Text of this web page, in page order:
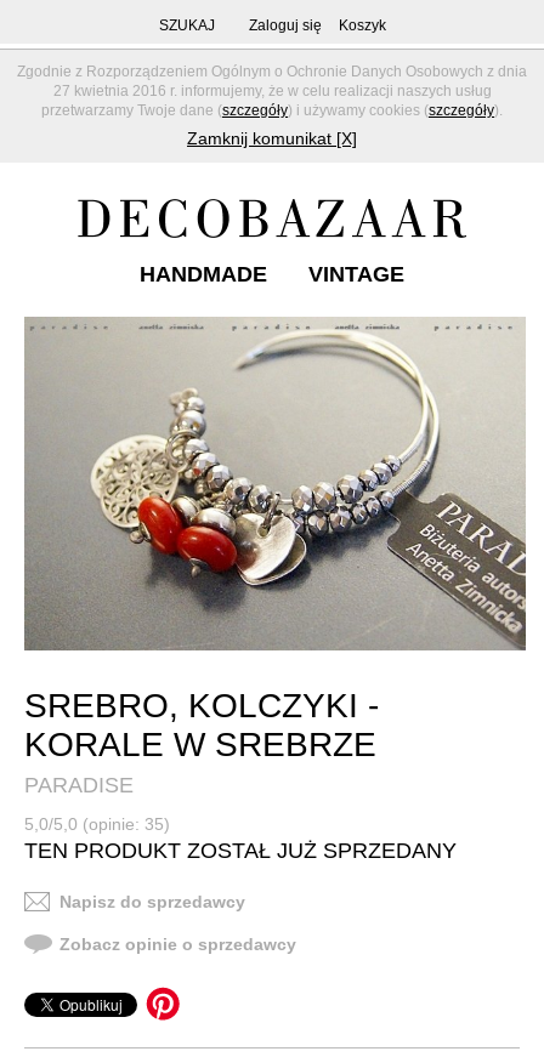
Zgodnie z Rozporządzeniem Ogólnym o Ochronie Danych Osobowych z dnia
27 kwietnia 2016 r. informujemy, że w celu realizacji naszych usług
przetwarzamy Twoje dane (szczegóły) i używamy cookies (szczegóły).
Zamknij komunikat [X]
SZUKAJ Zaloguj się Koszyk
HANDMADE VINTAGE
SREBRO, KOLCZYKI -
KORALE W SREBRZE
PARADISE
5,0/5,0 (opinie: 35)
TEN PRODUKT ZOSTAŁ JUŻ SPRZEDANY
Napisz do sprzedawcy
Zobacz opinie o sprzedawcy